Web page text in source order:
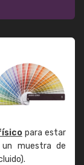
para estar
muestra de